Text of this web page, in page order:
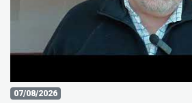
07/08/2026